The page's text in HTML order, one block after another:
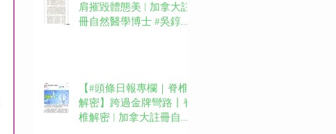
肩摧毀體態美 | 加拿大註
冊自然醫學博士 #吳錞銦
【#頭條日報專欄｜脊椎
解密】跨過金牌彎路丨脊
椎解密 | 加拿大註冊自然